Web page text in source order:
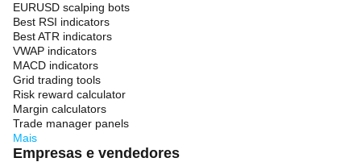
EURUSD scalping bots
Best RSI indicators
Best ATR indicators
VWAP indicators
MACD indicators
Grid trading tools
Risk reward calculator
Margin calculators
Trade manager panels
Mais
Empresas e vendedores